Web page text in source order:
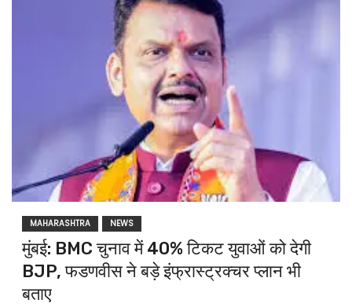
MAHARASHTRA NEWS
मुंबई: BMC चुनाव में 40% टिकट युवाओं को देगी
BJP, फडणवीस ने बड़े इंफ्रास्ट्रक्चर प्लान भी
बताए